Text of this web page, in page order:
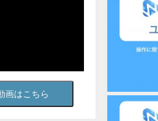
画はこちら